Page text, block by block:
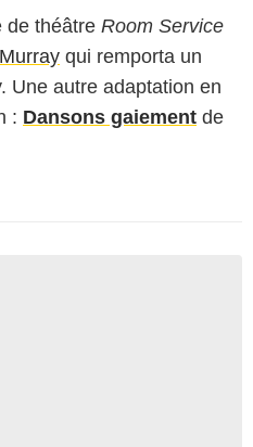
de théâtre Room Service
qui remporta un
Une autre adaptation en
: Dansons gaiement de